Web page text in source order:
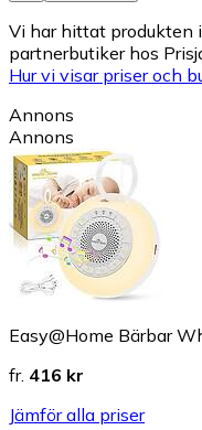
Vi har hittat produkten
partnerbutiker hos
Hur vi visar priser och
Annons
Annons
Easy@Home Bärbar
fr. 416 kr
Jämför alla priser